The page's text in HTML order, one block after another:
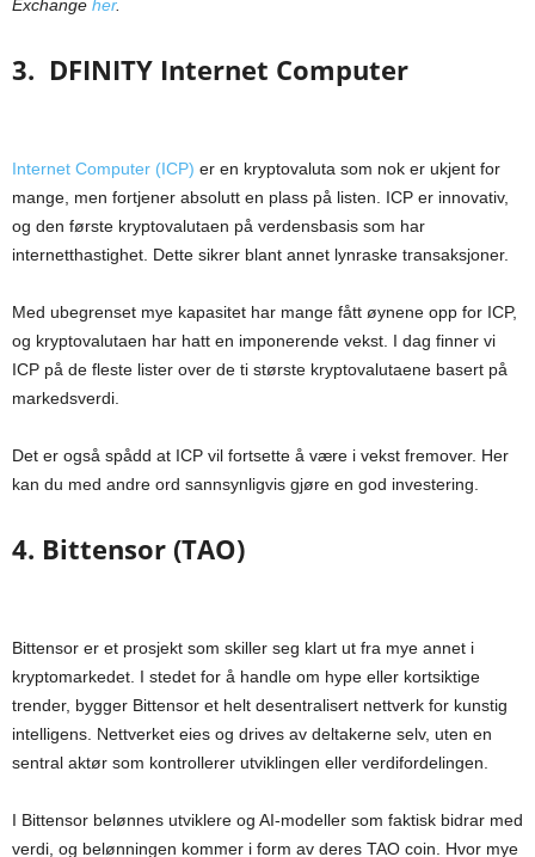
Exchange her.
3. DFINITY Internet Computer
Internet Computer (ICP) er en kryptovaluta som nok er ukjent for
mange, men fortjener absolutt en plass på listen. ICP er innovativ,
og den første kryptovalutaen på verdensbasis som har
internetthastighet. Dette sikrer blant annet lynraske transaksjoner.
Med ubegrenset mye kapasitet har mange fått øynene opp for ICP,
og kryptovalutaen har hatt en imponerende vekst. I dag finner vi
ICP på de fleste lister over de ti største kryptovalutaene basert på
markedsverdi.
Det er også spådd at ICP vil fortsette å være i vekst fremover. Her
kan du med andre ord sannsynligvis gjøre en god investering.
4. Bittensor (TAO)
Bittensor er et prosjekt som skiller seg klart ut fra mye annet i
kryptomarkedet. I stedet for å handle om hype eller kortsiktige
trender, bygger Bittensor et helt desentralisert nettverk for kunstig
intelligens. Nettverket eies og drives av deltakerne selv, uten en
sentral aktør som kontrollerer utviklingen eller verdifordelingen.
I Bittensor belønnes utviklere og AI-modeller som faktisk bidrar med
verdi, og belønningen kommer i form av deres TAO coin. Hvor mye